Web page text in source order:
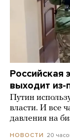
Российская
выходит из-
Путин
власти. И все
давления на
НОВОСТИ 20